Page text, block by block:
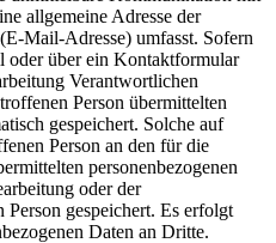
allgemeine Adresse der
Mail-Adresse) umfasst. Sofern
oder über ein Kontaktformular
Verantwortlichen
Person übermittelten
gespeichert. Solche auf
Person an den für die
personenbezogenen
oder der
gespeichert. Es erfolgt
Daten an Dritte.